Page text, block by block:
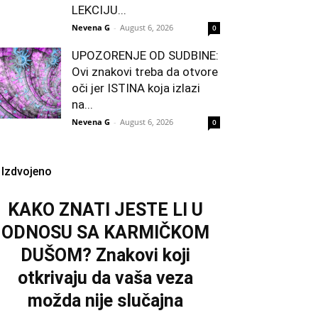
LEKCIJU...
Nevena G - August 6, 2026 0
UPOZORENJE OD SUDBINE:
Ovi znakovi treba da otvore
oči jer ISTINA koja izlazi
na...
Nevena G - August 6, 2026 0
Izdvojeno
KAKO ZNATI JESTE LI U
ODNOSU SA KARMIČKOM
DUŠOM? Znakovi koji
otkrivaju da vaša veza
možda nije slučajna